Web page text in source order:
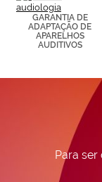
GARANTIA DE
ADAPTAÇÃO DE
APARELHOS
AUDITIVOS
Para